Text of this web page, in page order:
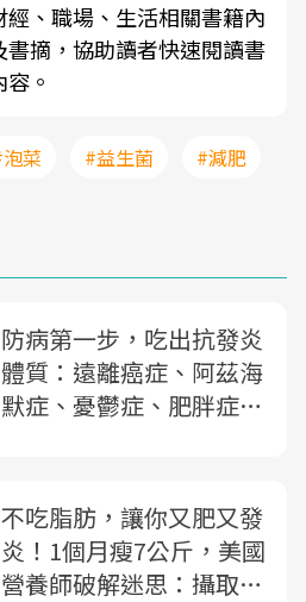
經、職場、生活相關書籍內
書摘，協助讀者快速閱讀書
。
菜 #益生菌 #減肥
防病第一步，吃出抗發炎
體質：遠離癌症、阿茲海
默症、憂鬱症、肥胖症和
不吃脂肪，讓你又肥又發
炎！1個月瘦7公斤，美國
營養師破解迷思：攝取4